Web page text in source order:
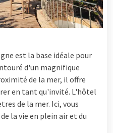
est la base idéale pour
d'un magnifique
de la mer, il offre
en tant qu'invité. L'hôtel
de la mer. Ici, vous
la vie en plein air et du